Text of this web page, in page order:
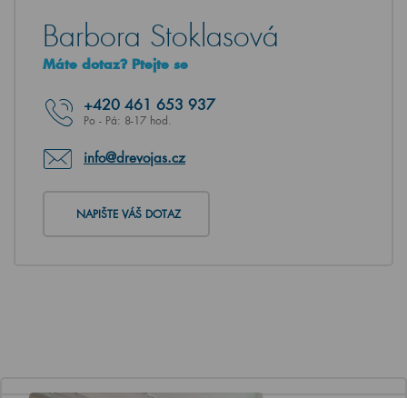
Barbora Stoklasová
Máte dotaz? Ptejte se
+420 461 653 937
Po - Pá: 8-17 hod.
info@drevojas.cz
NAPIŠTE VÁŠ DOTAZ